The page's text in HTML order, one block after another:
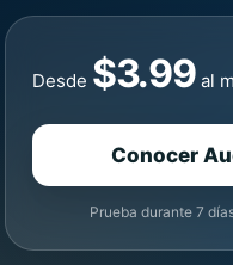
Desde $3.99al
Conocer
Prueba durante 7